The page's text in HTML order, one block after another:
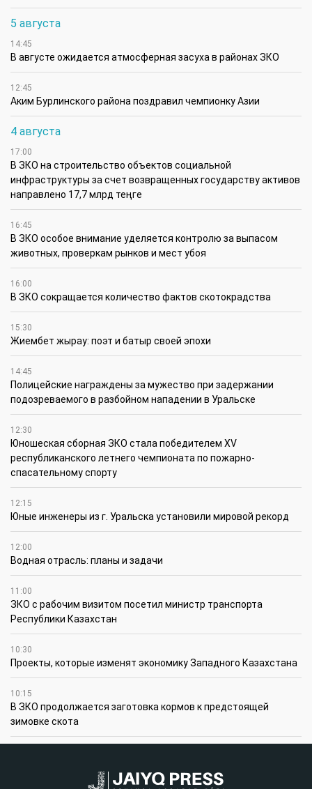
5 августа
14:45
В августе ожидается атмосферная засуха в районах ЗКО
12:45
Аким Бурлинского района поздравил чемпионку Азии
4 августа
17:00
В ЗКО на строительство объектов социальной
инфраструктуры за счет возвращенных государству активов
направлено 17,7 млрд теңге
16:45
В ЗКО особое внимание уделяется контролю за выпасом
животных, проверкам рынков и мест убоя
16:00
В ЗКО сокращается количество фактов скотокрадства
15:30
Жиембет жырау: поэт и батыр своей эпохи
14:45
Полицейские награждены за мужество при задержании
подозреваемого в разбойном нападении в Уральске
12:30
Юношеская сборная ЗКО стала победителем XV
республиканского летнего чемпионата по пожарно-
спасательному спорту
12:15
Юные инженеры из г. Уральска установили мировой рекорд
12:00
Водная отрасль: планы и задачи
11:00
ЗКО с рабочим визитом посетил министр транспорта
Республики Казахстан
10:30
Проекты, которые изменят экономику Западного Казахстана
10:15
В ЗКО продолжается заготовка кормов к предстоящей
зимовке скота